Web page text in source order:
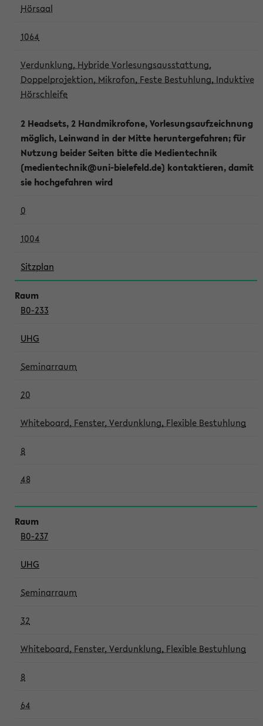
Hörsaal
1064
Verdunklung, Hybride Vorlesungsausstattung,
Doppelprojektion, Mikrofon, Feste Bestuhlung, Induktive
Hörschleife
2 Headsets, 2 Handmikrofone, Vorlesungsaufzeichnung
möglich, Leinwand in der Mitte heruntergefahren; für
Nutzung beider Seiten bitte die Medientechnik
(medientechnik@uni-bielefeld.de) kontaktieren, damit
sie hochgefahren wird
0
1004
Sitzplan
B0-233
UHG
Seminarraum
20
Whiteboard, Fenster, Verdunklung, Flexible Bestuhlung
8
48
B0-237
UHG
Seminarraum
32
Whiteboard, Fenster, Verdunklung, Flexible Bestuhlung
8
64